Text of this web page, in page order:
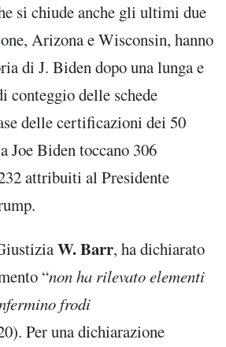
si chiude anche gli ultimi due
Arizona e Wisconsin, hanno
di J. Biden dopo una lunga e
conteggio delle schede
delle certificazioni dei 50
Joe Biden toccano 306
attribuiti al Presidente
W. Barr, ha dichiarato
“non ha rilevato elementi
frodi
Per una dichiarazione